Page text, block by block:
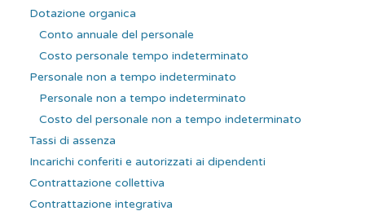
Dotazione organica
Conto annuale del personale
Costo personale tempo indeterminato
Personale non a tempo indeterminato
Personale non a tempo indeterminato
Costo del personale non a tempo indeterminato
Tassi di assenza
Incarichi conferiti e autorizzati ai dipendenti
Contrattazione collettiva
Contrattazione integrativa